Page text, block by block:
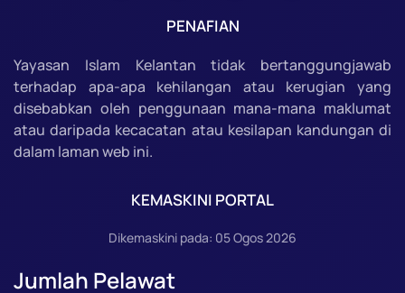
PENAFIAN
Yayasan Islam Kelantan tidak bertanggungjawab
terhadap apa-apa kehilangan atau kerugian yang
disebabkan oleh penggunaan mana-mana maklumat
atau daripada kecacatan atau kesilapan kandungan di
dalam laman web ini.
KEMASKINI PORTAL
Dikemaskini pada: 05 Ogos 2026
Jumlah Pelawat